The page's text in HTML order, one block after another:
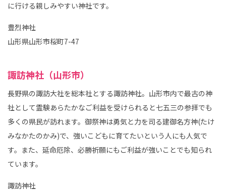
に行ける親しみやすい神社です。
豊烈神社
山形県山形市桜町7-47
諏訪神社（山形市）
長野県の諏訪大社を総本社とする諏訪神社。山形市内で最古の神
社として霊験あらたかなご利益を受けられると七五三の参拝でも
多くの県民が訪れます。御祭神は勇気と力を司る建御名方神(たけ
みなかたのかみ)で、強いこどもに育てたいという人にも人気で
す。また、延命厄除、必勝祈願にもご利益が強いことでも知られ
ています。
諏訪神社